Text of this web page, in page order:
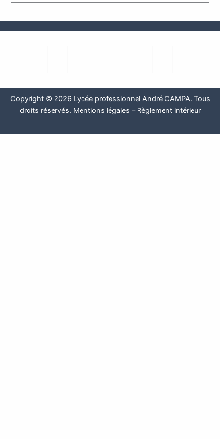
Copyright © 2026 Lycée professionnel André CAMPA. Tous
droits réservés. Mentions légales – Règlement intérieur